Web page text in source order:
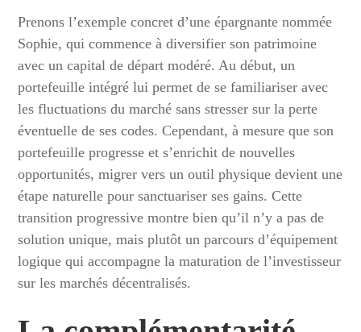
Prenons l’exemple concret d’une épargnante nommée
Sophie, qui commence à diversifier son patrimoine
avec un capital de départ modéré. Au début, un
portefeuille intégré lui permet de se familiariser avec
les fluctuations du marché sans stresser sur la perte
éventuelle de ses codes. Cependant, à mesure que son
portefeuille progresse et s’enrichit de nouvelles
opportunités, migrer vers un outil physique devient une
étape naturelle pour sanctuariser ses gains. Cette
transition progressive montre bien qu’il n’y a pas de
solution unique, mais plutôt un parcours d’équipement
logique qui accompagne la maturation de l’investisseur
sur les marchés décentralisés.